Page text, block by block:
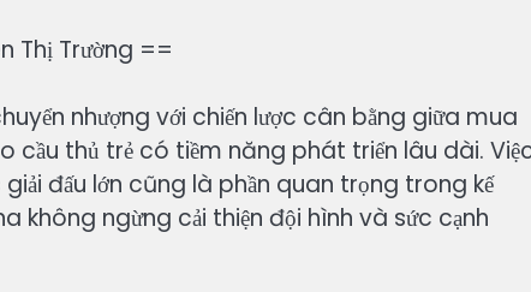
Thị Trường ==
nhượng với chiến lược cân bằng giữa mua
cầu thủ trẻ có tiềm năng phát triển lâu dài.
đấu lớn cũng là phần quan trọng trong kế
không ngừng cải thiện đội hình và sức cạnh